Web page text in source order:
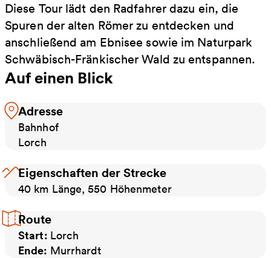
Diese Tour lädt den Radfahrer dazu ein, die
Spuren der alten Römer zu entdecken und
anschließend am Ebnisee sowie im Naturpark
Schwäbisch-Fränkischer Wald zu entspannen.
Auf einen Blick
Adresse
Bahnhof
Lorch
Eigenschaften der Strecke
40 km Länge, 550 Höhenmeter
Route
Start: Lorch
Ende: Murrhardt